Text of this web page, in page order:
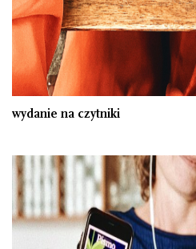
wydanie na czytniki